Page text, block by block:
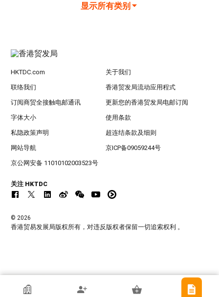
显示所有类别
香港贸发局参展商
HKTDC.com 关于我们
联络我们 香港贸发局流动应用程式
订阅商贸全接触电邮通讯 更新您的香港贸发局电邮订阅
字体大小 使用条款
私隐政策声明 超连结条款及细则
网站导航 京ICP备09059244号
京公网安备 11010102003523号
关注 HKTDC
© 2026
香港贸易发展局版权所有，对违反版权者保留一切追索权利 。